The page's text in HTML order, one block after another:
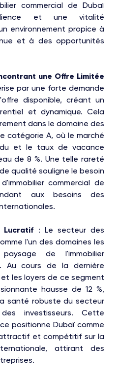
commercial de Dubaï
et une vitalité
environnement propice à
et à des opportunités
une Offre Limitée
par une forte demande
disponible, créant un
et dynamique. Cela
dans le domaine des
catégorie A, où le marché
et le taux de vacance
de 8 %. Une telle rareté
qualité souligne le besoin
commercial de
aux besoins des
Lucratif : Le secteur des
l'un des domaines les
de l'immobilier
Au cours de la dernière
les loyers de ce segment
hausse de 12 %,
santé robuste du secteur
investisseurs. Cette
positionne Dubaï comme
et compétitif sur la
attirant des